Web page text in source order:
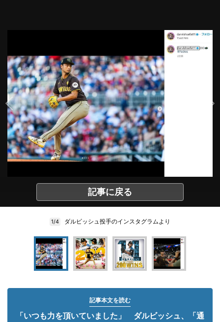
記事に戻る
1/4 ダルビッシュ投手のインスタグラムより
記事本文を読む
「いつも力を頂いていました」 ダルビッシュ、「通